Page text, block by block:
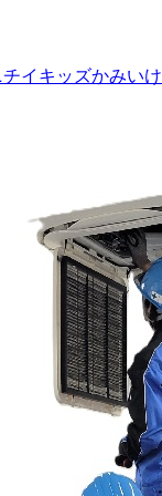
イキッズかみいけ